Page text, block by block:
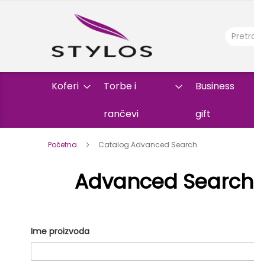
Koferi Torbe i
rančevi
Business
gift
Početna Catalog Advanced Search
Advanced Search
Search
Settings
Ime proizvoda